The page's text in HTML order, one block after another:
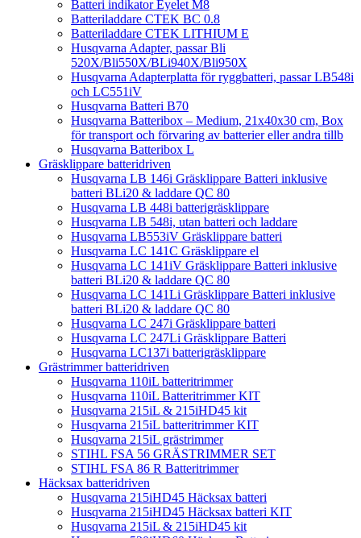
Batteri indikator Eyelet M8
Batteriladdare CTEK BC 0.8
Batteriladdare CTEK LITHIUM E
Husqvarna Adapter, passar Bli
520X/Bli550X/BLi940X/Bli950X
Husqvarna Adapterplatta för ryggbatteri, passar LB548i
och LC551iV
Husqvarna Batteri B70
Husqvarna Batteribox – Medium, 21x40x30 cm, Box
för transport och förvaring av batterier eller andra tillb
Husqvarna Batteribox L
Gräsklippare batteridriven
Husqvarna LB 146i Gräsklippare Batteri inklusive
batteri BLi20 & laddare QC 80
Husqvarna LB 448i batterigräsklippare
Husqvarna LB 548i, utan batteri och laddare
Husqvarna LB553iV Gräsklippare batteri
Husqvarna LC 141C Gräsklippare el
Husqvarna LC 141iV Gräsklippare Batteri inklusive
batteri BLi20 & laddare QC 80
Husqvarna LC 141Li Gräsklippare Batteri inklusive
batteri BLi20 & laddare QC 80
Husqvarna LC 247i Gräsklippare batteri
Husqvarna LC 247Li Gräsklippare Batteri
Husqvarna LC137i batterigräsklippare
Grästrimmer batteridriven
Husqvarna 110iL batteritrimmer
Husqvarna 110iL Batteritrimmer KIT
Husqvarna 215iL & 215iHD45 kit
Husqvarna 215iL batteritrimmer KIT
Husqvarna 215iL grästrimmer
STIHL FSA 56 GRÄSTRIMMER SET
STIHL FSA 86 R Batteritrimmer
Häcksax batteridriven
Husqvarna 215iHD45 Häcksax batteri
Husqvarna 215iHD45 Häcksax batteri KIT
Husqvarna 215iL & 215iHD45 kit